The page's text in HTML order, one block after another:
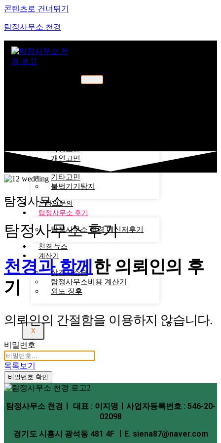
콘텐츠로 건너뛰기
탐정사무소 천경
개인고민
기업고민
기타고민
불법기기탐지
온라인문의
탐정사무소 후기
탐정사무소 천경 메신저후기
천경 뉴스
계산기
상간자소송
탐정사무소비용 계산기
외도 징후
X
탐정사무소
탐정사무소 후기
천경과 함께한 의뢰인의 후
기
의뢰인의 간절함을 이용하지 않습니다.
비밀번호
목록보기
비밀번호 확인
탐정사무소 천경ㅣ 대표 : 이지명ㅣ사업자등록번호 : 546-20-
02098
경기도 시흥시 광석동 481 4F ㅣE. siena87@naver.com